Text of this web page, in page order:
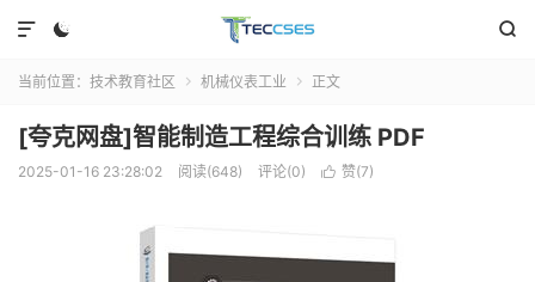
 

当前位置： 技术教育社区  机械仪表工业  正文
[夸克网盘]智能制造工程综合训练 PDF
2025-01-16 23:28:02 阅读(648) 评论(0)  赞(7)